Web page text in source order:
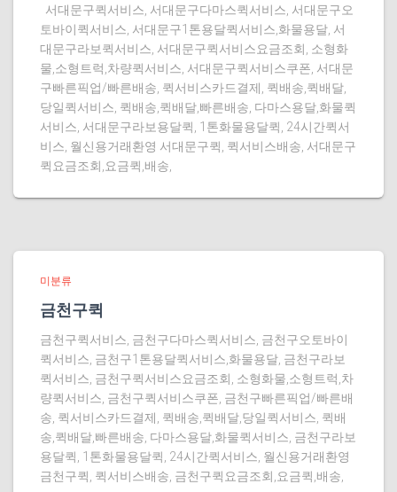
서대문구퀵서비스, 서대문구다마스퀵서비스, 서대문구오
토바이퀵서비스, 서대문구1톤용달퀵서비스,화물용달, 서
대문구라보퀵서비스, 서대문구퀵서비스요금조회, 소형화
물,소형트럭,차량퀵서비스, 서대문구퀵서비스쿠폰, 서대문
구빠른픽업/빠른배송, 퀵서비스카드결제, 퀵배송,퀵배달,
당일퀵서비스, 퀵배송,퀵배달,빠른배송, 다마스용달,화물퀵
서비스, 서대문구라보용달퀵, 1톤화물용달퀵, 24시간퀵서
비스, 월신용거래환영 서대문구퀵, 퀵서비스배송, 서대문구
퀵요금조회,요금퀵,배송,
미분류
금천구퀵
금천구퀵서비스, 금천구다마스퀵서비스, 금천구오토바이
퀵서비스, 금천구1톤용달퀵서비스,화물용달, 금천구라보
퀵서비스, 금천구퀵서비스요금조회, 소형화물,소형트럭,차
량퀵서비스, 금천구퀵서비스쿠폰, 금천구빠른픽업/빠른배
송, 퀵서비스카드결제, 퀵배송,퀵배달,당일퀵서비스, 퀵배
송,퀵배달,빠른배송, 다마스용달,화물퀵서비스, 금천구라보
용달퀵, 1톤화물용달퀵, 24시간퀵서비스, 월신용거래환영
금천구퀵, 퀵서비스배송, 금천구퀵요금조회,요금퀵,배송,